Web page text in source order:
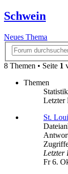
Schwein
Neues Thema
8 Themen • Seite 1
Themen
Statistik
Letzter
St.
Letzter
Fr 6.